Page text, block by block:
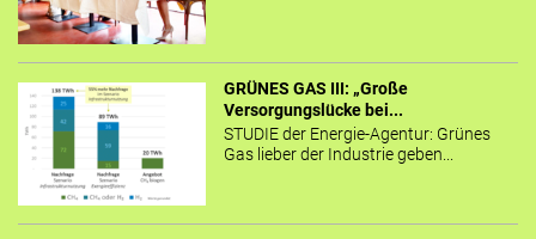
GRÜNES GAS III: „Große
Versorgungslücke bei...
STUDIE der Energie-Agentur: Grünes
Gas lieber der Industrie geben...